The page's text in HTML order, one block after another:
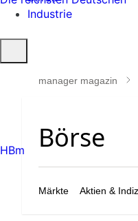
Industrie
öffnen
manager magazin
Märkte Aktien &
HBm